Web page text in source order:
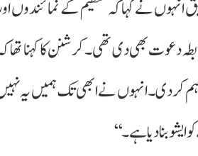
انہوں نے کہا کہ تنظیم کے نمائندوں
دعوت بھی دی تھی۔ کرشنن کا کہنا تھا
کر دی۔ انہوں نے ابھی تک ہمیں یہ
بنا دیا ہے۔‘‘